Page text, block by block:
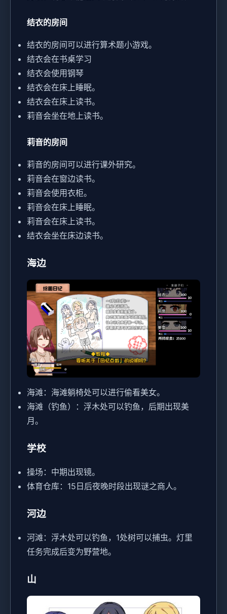
结衣的房间
结衣的房间可以进行算术题小游戏。
结衣会在书桌学习
结衣会使用钢琴
结衣会在床上睡眠。
结衣会在床上读书。
莉音会坐在地上读书。
莉音的房间
莉音的房间可以进行课外研究。
莉音会在窗边读书。
莉音会使用衣柜。
莉音会在床上睡眠。
莉音会在床上读书。
结衣会坐在床边读书。
海边
海滩：海滩躺椅处可以进行偷看美女。
海滩（钓鱼）：浮木处可以钓鱼，后期出现美
月。
学校
操场：中期出现镜。
体育仓库：15日后夜晚时段出现谜之商人。
河边
河滩：浮木处可以钓鱼，1处树可以捕虫。灯里
任务完成后变为野营地。
山